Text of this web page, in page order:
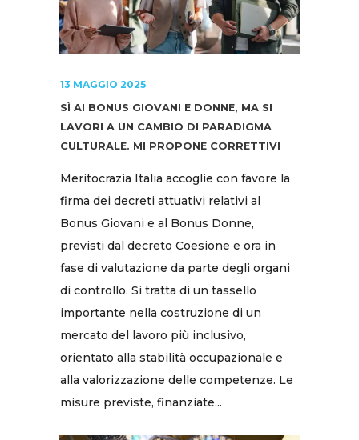
13 MAGGIO 2025
SÌ AI BONUS GIOVANI E DONNE, MA SI
LAVORI A UN CAMBIO DI PARADIGMA
CULTURALE. MI PROPONE CORRETTIVI
Meritocrazia Italia accoglie con favore la
firma dei decreti attuativi relativi al
Bonus Giovani e al Bonus Donne,
previsti dal decreto Coesione e ora in
fase di valutazione da parte degli organi
di controllo. Si tratta di un tassello
importante nella costruzione di un
mercato del lavoro più inclusivo,
orientato alla stabilità occupazionale e
alla valorizzazione delle competenze. Le
misure previste, finanziate...